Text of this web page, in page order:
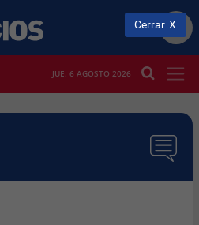
JUE. 6 AGOSTO 2026
Cerrar